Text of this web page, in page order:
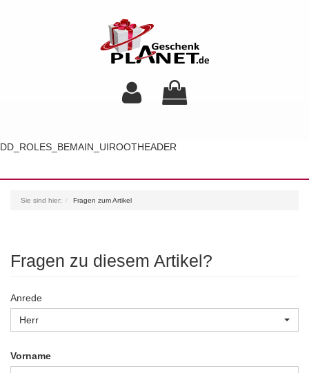
DD_ROLES_BEMAIN_UIROOTHEADER
Sie sind hier: Fragen zum Artikel
Fragen zu diesem Artikel?
Anrede
Herr
Vorname